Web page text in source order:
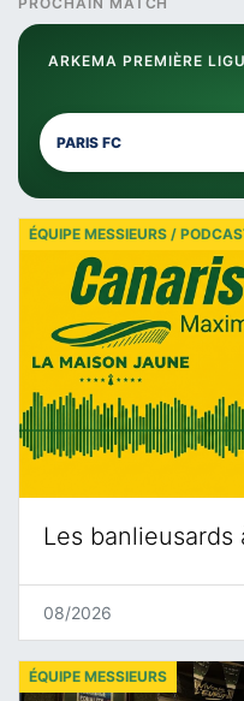
ARKEMA PREMIÈRE
PARIS FC
Les banlieusards
ÉQUIPE MESSIEURS /
08/2026
ÉQUIPE MESSIEURS